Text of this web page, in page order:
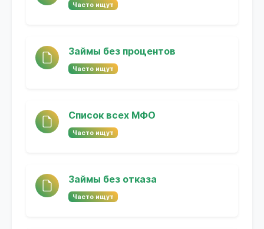
Часто ищут
Займы без процентов
Часто ищут
Список всех МФО
Часто ищут
Займы без отказа
Часто ищут